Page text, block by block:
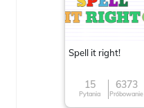
Spell it right!
15
Pytania
6373
Próbowanie